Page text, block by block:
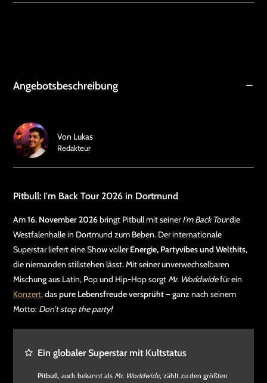
Angebotsbeschreibung
Pitbull: I'm Back Tour 2026 in Dortmund
Am16. November 2026bringt Pitbull mit seinerI’m Back Tourdie
Westfalenhalle in Dortmund zum Beben. Der internationale
Superstar liefert eine Show vollerEnergie, Partyvibes und Welthits,
die niemanden stillstehen lässt. Mit seiner unverwechselbaren
Mischung aus Latin, Pop und Hip-Hop sorgtMr. Worldwidefür ein
Konzert, daspure Lebensfreude versprüht– ganz nach seinem
Motto: Don’t stop the party!
Ein globaler Superstar mit Kultstatus
Pitbull, auch bekannt als Mr. Worldwide, zählt zu den größten
Von Lukas
Redakteur